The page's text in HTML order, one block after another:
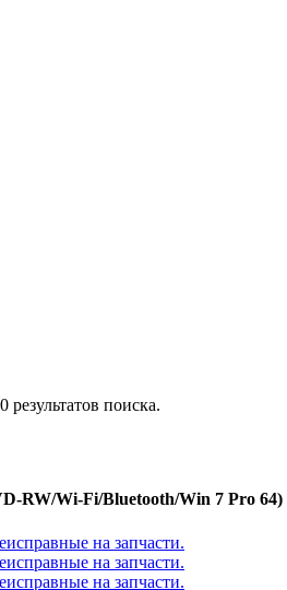
поиска.
RW/Wi-Fi/Bluetooth/Win 7 Pro 64)